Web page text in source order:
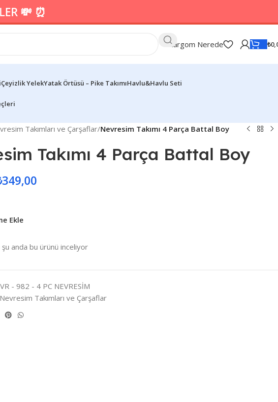
💸 ⏰
Kargom Nerede ₺
Çeyizlik YelekYatak Örtüsü – Pike TakımıHavlu&Havlu Seti
Takımları ve Çarşaflar/Nevresim Takımı 4 Parça Battal Boy
Takımı 4 Parça Battal Boy
349,00
Ekle
şu anda bu ürünü inceliyor
- 982 - 4 PC NEVRESİM
Nevresim Takımları ve Çarşaflar